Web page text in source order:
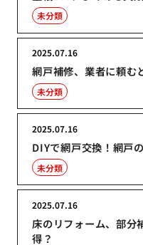
未分類
網戸補修、業者に頼む
2025.07.16
未分類
DIYで網戸交換！網戸
2025.07.16
未分類
床のリフォーム、部分
得？
2025.07.16